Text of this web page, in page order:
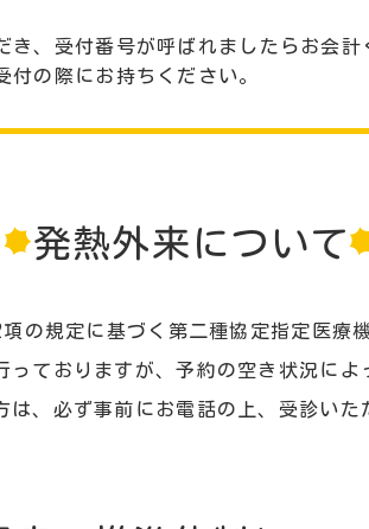
、受付番号が呼ばれましたらお会計
の際にお持ちください。
発熱外来について
の規定に基づく第二種協定指定医療
ておりますが、予約の空き状況によ
、必ず事前にお電話の上、受診いた